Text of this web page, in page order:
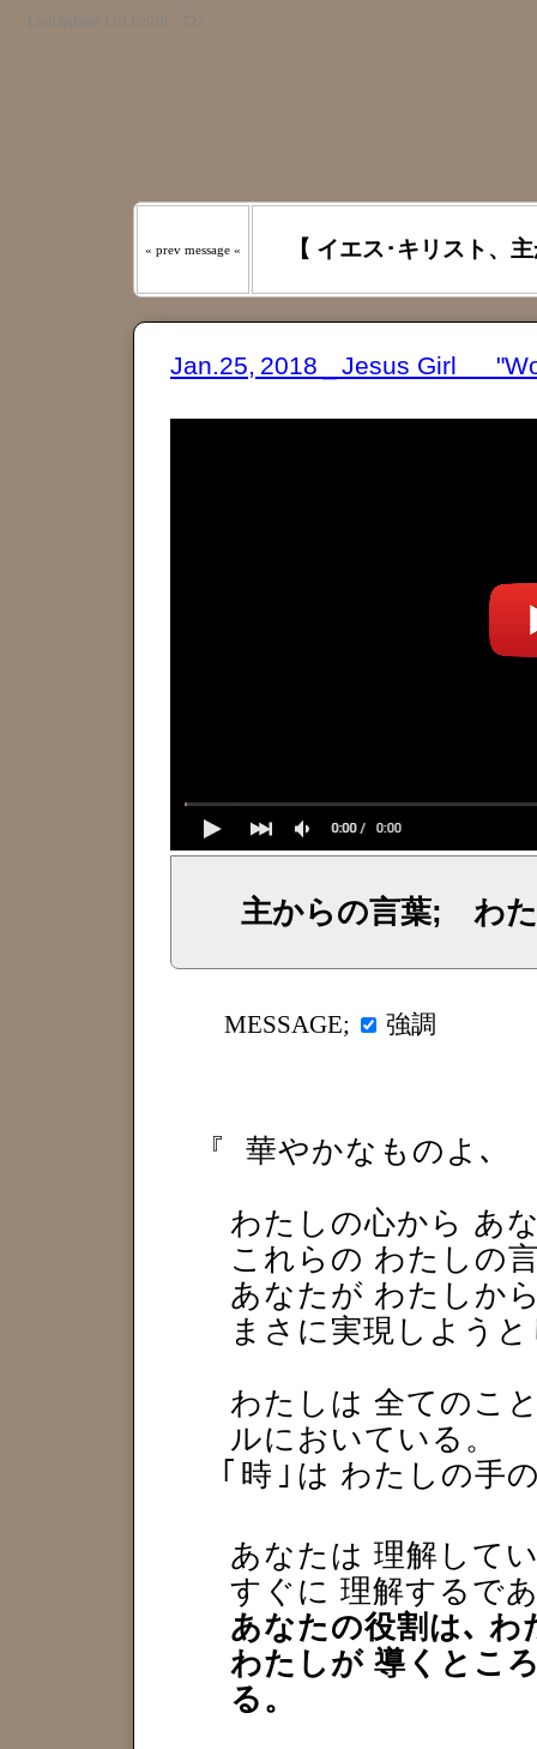
LastUpdated 12/13/2018 _ 722『わたしの羊は わたしの
« prev message « 【 イエス･キリスト、
Jan.25, 2018 _ Jesus Girl
主からの言葉; わ
MESSAGE; 強調
『 華やかなものよ､
わたしの心から あ
これらの わたしの
あなたが わたしか
まさに実現しよう
わたしは 全てのこ
ルにおいている。
｢ 時 ｣ は わたしの手
あなたは 理解して
すぐに 理解するで
あなたの役割は､ わ
わたしが 導くとこ
る。